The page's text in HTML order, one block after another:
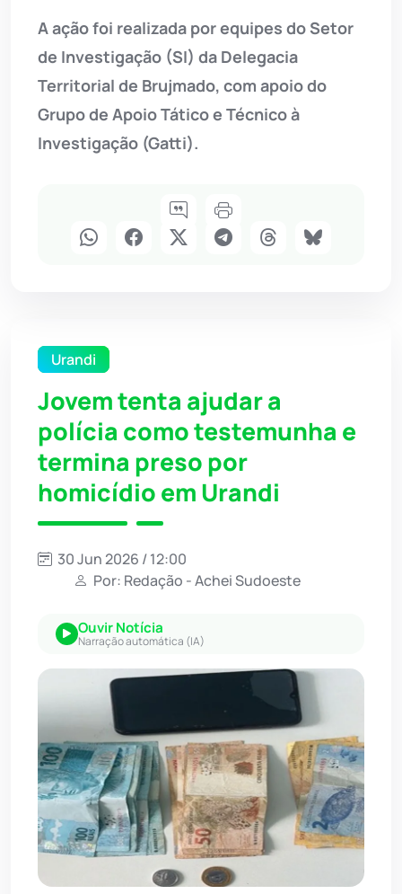
A ação foi realizada por equipes do Setor
de Investigação (SI) da Delegacia
Territorial de Brujmado, com apoio do
Grupo de Apoio Tático e Técnico à
Investigação (Gatti).
Urandi
Jovem tenta ajudar a
polícia como testemunha e
termina preso por
homicídio em Urandi
30 Jun 2026 / 12:00
Por: Redação - Achei Sudoeste
Ouvir Notícia
Narração automática (IA)